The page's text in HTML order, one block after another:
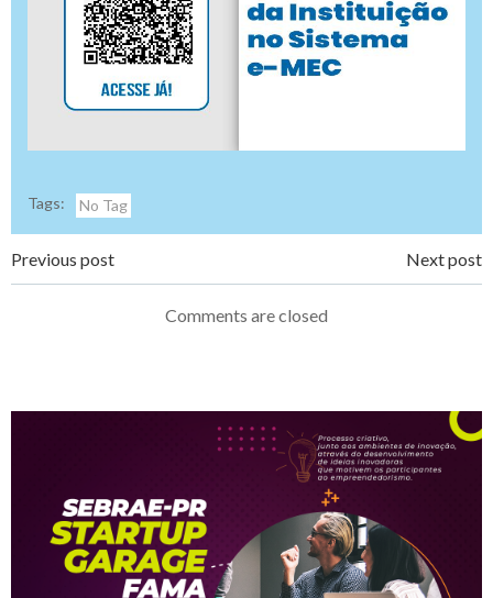
Tags: No Tag
Navegação
Previous post
Navegação
de
Next post
Comments are closed